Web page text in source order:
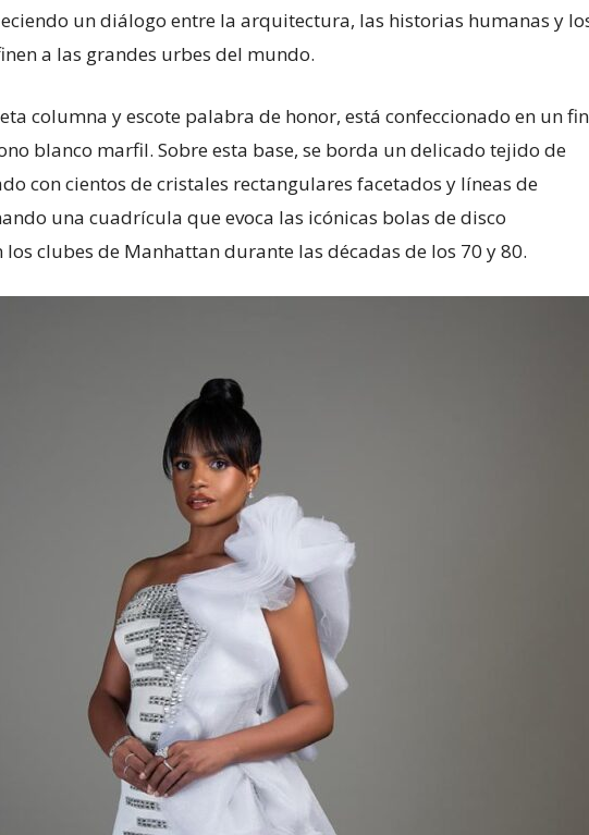
un diálogo entre la arquitectura, las historias humanas y
a las grandes urbes del mundo.
columna y escote palabra de honor, está confeccionado en un
blanco marfil. Sobre esta base, se borda un delicado tejido de
con cientos de cristales rectangulares facetados y líneas de
una cuadrícula que evoca las icónicas bolas de disco
clubes de Manhattan durante las décadas de los 70 y 80.